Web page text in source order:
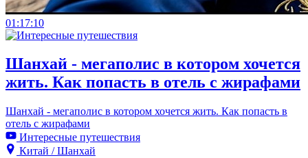
01:17:10
Шанхай - мегаполис в котором хочется
жить. Как попасть в отель с жирафами
Шанхай - мегаполис в котором хочется жить. Как попасть в
отель с жирафами
Интересные путешествия
Китай / Шанхай